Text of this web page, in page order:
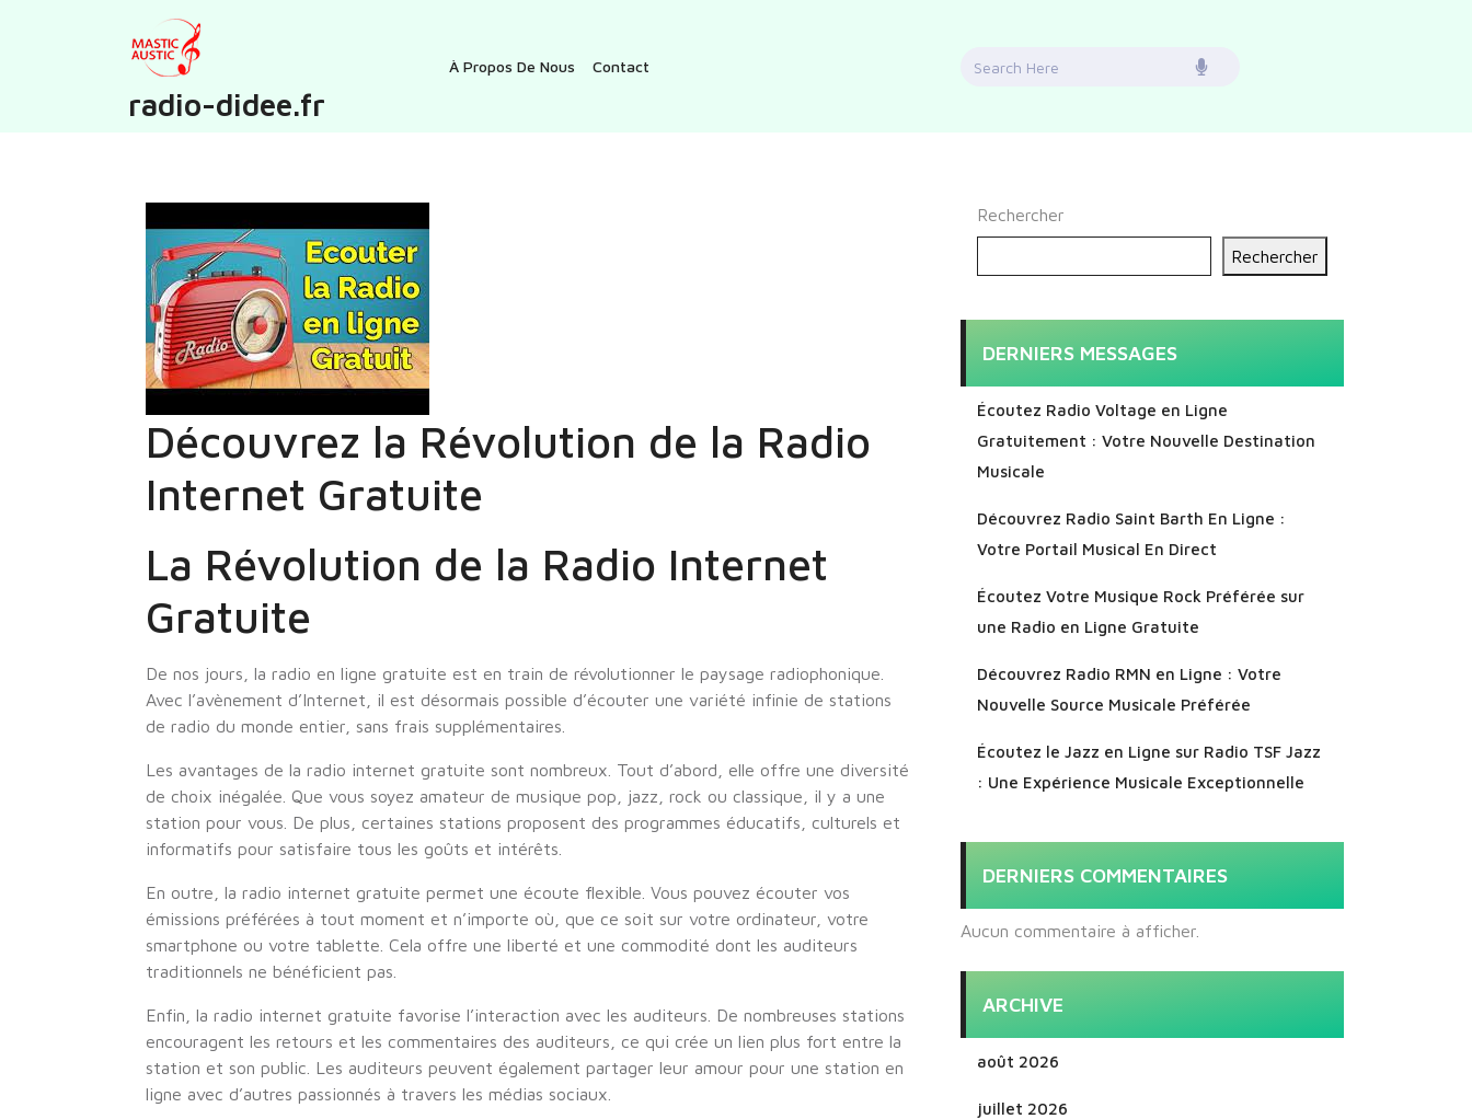
radio-didee.fr
À Propos De Nous Contact
Search
Découvrez la Révolution de la Radio
Internet Gratuite
La Révolution de la Radio Internet
Gratuite
De nos jours, la radio en ligne gratuite est en train de révolutionner le paysage radiophonique.
Avec l’avènement d’Internet, il est désormais possible d’écouter une variété infinie de stations
de radio du monde entier, sans frais supplémentaires.
Les avantages de la radio internet gratuite sont nombreux. Tout d’abord, elle offre une diversité
de choix inégalée. Que vous soyez amateur de musique pop, jazz, rock ou classique, il y a une
station pour vous. De plus, certaines stations proposent des programmes éducatifs, culturels et
informatifs pour satisfaire tous les goûts et intérêts.
En outre, la radio internet gratuite permet une écoute flexible. Vous pouvez écouter vos
émissions préférées à tout moment et n’importe où, que ce soit sur votre ordinateur, votre
smartphone ou votre tablette. Cela offre une liberté et une commodité dont les auditeurs
traditionnels ne bénéficient pas.
Enfin, la radio internet gratuite favorise l’interaction avec les auditeurs. De nombreuses stations
encouragent les retours et les commentaires des auditeurs, ce qui crée un lien plus fort entre la
station et son public. Les auditeurs peuvent également partager leur amour pour une station en
ligne avec d’autres passionnés à travers les médias sociaux.
Rechercher
Rechercher
DERNIERS MESSAGES
Écoutez Radio Voltage en Ligne
Gratuitement : Votre Nouvelle Destination
Musicale
Découvrez Radio Saint Barth En Ligne :
Votre Portail Musical En Direct
Écoutez Votre Musique Rock Préférée sur
une Radio en Ligne Gratuite
Découvrez Radio RMN en Ligne : Votre
Nouvelle Source Musicale Préférée
Écoutez le Jazz en Ligne sur Radio TSF Jazz
: Une Expérience Musicale Exceptionnelle
DERNIERS COMMENTAIRES
Aucun commentaire à afficher.
ARCHIVE
août 2026
juillet 2026